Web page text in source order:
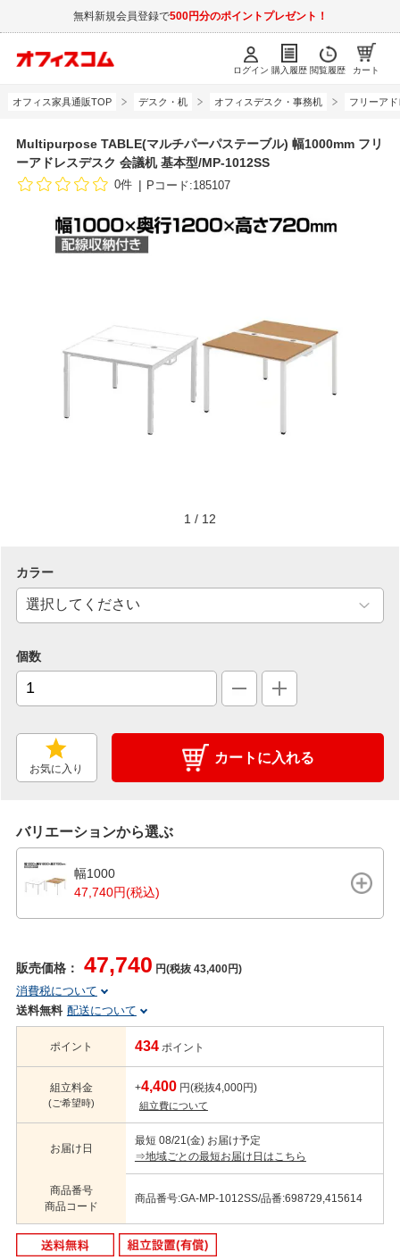
無料新規会員登録で500円分のポイントプレゼント！
ログイン 購入履歴 閲覧履歴 カート
オフィス家具通販TOP デスク・机 オフィスデスク・事務机 フリーア
Multipurpose TABLE(マルチパーパステーブル) 幅1000mm フリ
ーアドレスデスク 会議机 基本型/MP-1012SS
0件 Pコード:185107
1 / 12
カラー
個数
お気に入り
カートに入れる
バリエーションから選ぶ
幅1000
47,740円(税込)
販売価格： 47,740 円(税抜 43,400円)
消費税について
送料無料 配送について
ポイント 434 ポイント
組立料金
(ご希望時)
+4,400 円(税抜4,000円)
組立費について
お届け日
最短 08/21(金) お届け予定
⇒地域ごとの最短お届け日はこちら
商品番号
商品コード
商品番号:GA-MP-1012SS/品番:698729,415614